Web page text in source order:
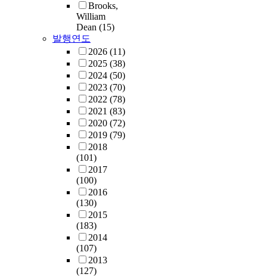
Brooks,
William
Dean (15)
발행연도
2026 (11)
2025 (38)
2024 (50)
2023 (70)
2022 (78)
2021 (83)
2020 (72)
2019 (79)
2018
(101)
2017
(100)
2016
(130)
2015
(183)
2014
(107)
2013
(127)